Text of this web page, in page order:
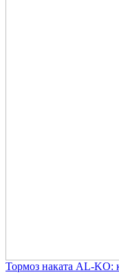
Тормоз наката AL-KO: